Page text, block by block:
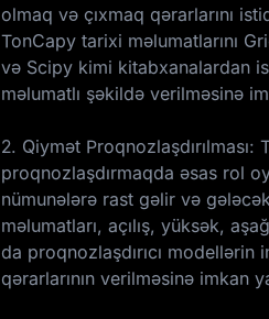
olmaq və çıxmaq qərarlarını
TonCapy tarixi məlumatlarını
və Scipy kimi kitabxanalardan
məlumatlı şəkildə verilməsinə
2. Qiymət
proqnozlaşdırmaqda əsas rol
nümunələrə rast gəlir və
məlumatları, açılış, yüksək,
da proqnozlaşdırıcı
qərarlarının verilməsinə imkan